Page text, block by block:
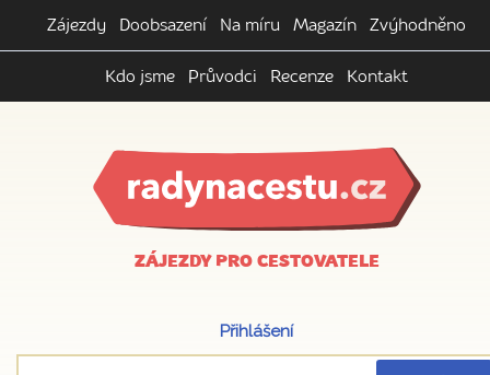
Zájezdy Doobsazení Na míru Magazín Zvýhodněno
Kdo jsme Průvodci Recenze Kontakt
ZÁJEZDY PRO CESTOVATELE
Přihlášení